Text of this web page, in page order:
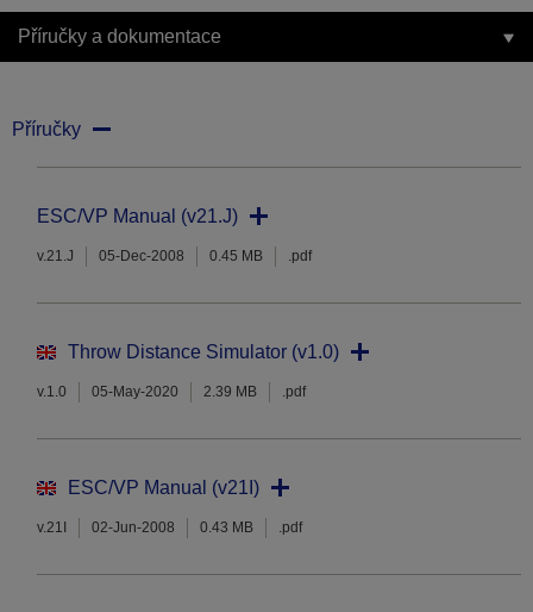
Příručky a dokumentace
Příručky
ESC/VP Manual (v21.J)
v.21.J 05-Dec-2008 0.45 MB .pdf
Throw Distance Simulator (v1.0)
v.1.0 05-May-2020 2.39 MB .pdf
ESC/VP Manual (v21I)
v.21I 02-Jun-2008 0.43 MB .pdf